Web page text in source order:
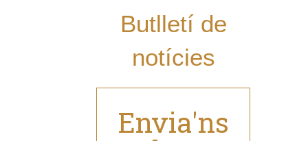
Butlletí de
notícies
Envia'ns